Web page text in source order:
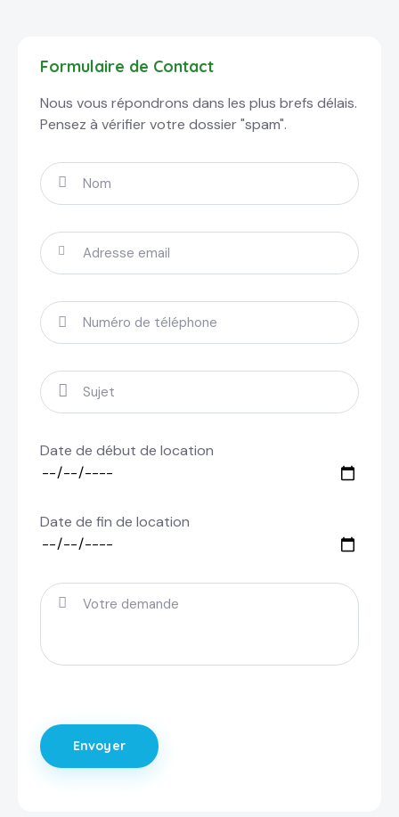
Formulaire de Contact
Nous vous répondrons dans les plus brefs délais.
Pensez à vérifier votre dossier "spam".
Date de début de location
Date de fin de location